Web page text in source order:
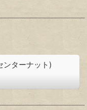
ンターナット)